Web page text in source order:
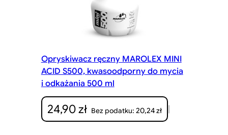
Opryskiwacz ręczny MAROLEX MINI
ACID S500, kwasoodporny do mycia
i odkażania 500 ml
24,90zł Bez podatku: 20,24zł |